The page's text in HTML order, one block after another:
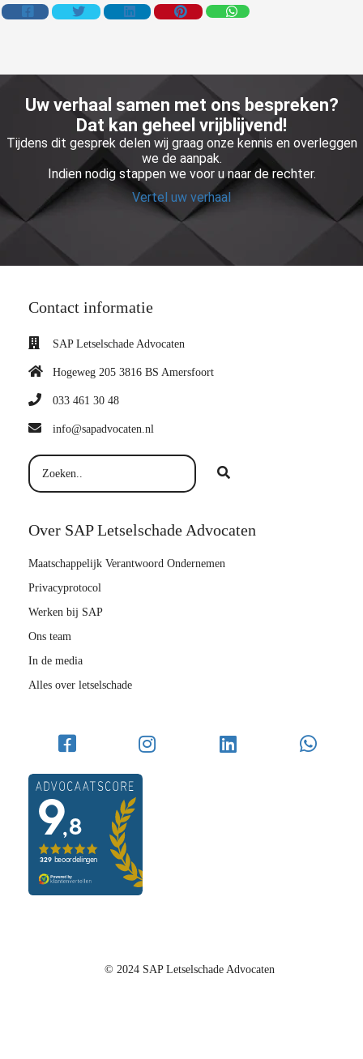
Uw verhaal samen met ons bespreken?
Dat kan geheel vrijblijvend!
Tijdens dit gesprek delen wij graag onze kennis en overleggen
we de aanpak.
Indien nodig stappen we voor u naar de rechter.
Vertel uw verhaal
Contact informatie
SAP Letselschade Advocaten
Hogeweg 205 3816 BS Amersfoort
033 461 30 48
info@sapadvocaten.nl
Over SAP Letselschade Advocaten
Maatschappelijk Verantwoord Ondernemen
Privacyprotocol
Werken bij SAP
Ons team
In de media
Alles over letselschade
© 2024 SAP Letselschade Advocaten